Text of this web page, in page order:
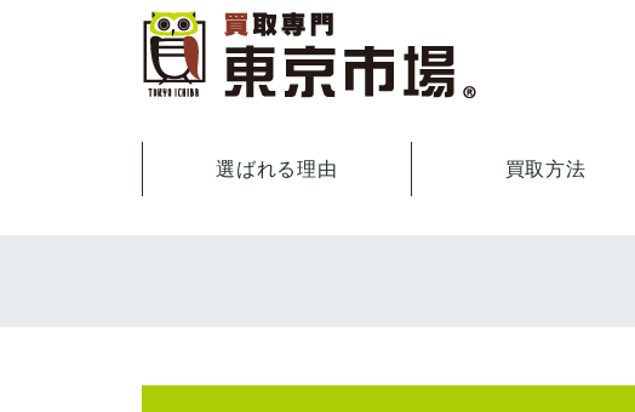
選ばれる理由 買取方法